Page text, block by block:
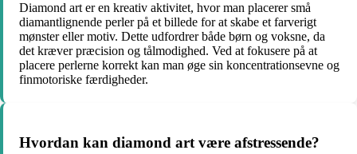
Diamond art er en kreativ aktivitet, hvor man placerer små
diamantlignende perler på et billede for at skabe et farverigt
mønster eller motiv. Dette udfordrer både børn og voksne, da
det kræver præcision og tålmodighed. Ved at fokusere på at
placere perlerne korrekt kan man øge sin koncentrationsevne og
finmotoriske færdigheder.
Hvordan kan diamond art være afstressende?